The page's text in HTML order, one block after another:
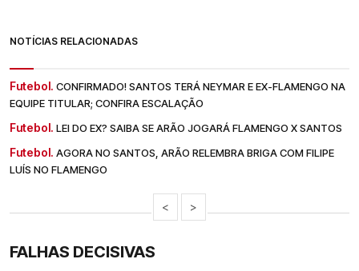
NOTÍCIAS RELACIONADAS
Futebol. CONFIRMADO! SANTOS TERÁ NEYMAR E EX-FLAMENGO NA
EQUIPE TITULAR; CONFIRA ESCALAÇÃO
Futebol. LEI DO EX? SAIBA SE ARÃO JOGARÁ FLAMENGO X SANTOS
Futebol. AGORA NO SANTOS, ARÃO RELEMBRA BRIGA COM FILIPE
LUÍS NO FLAMENGO
< >
FALHAS DECISIVAS